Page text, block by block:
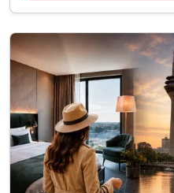
inkl. WLAN im gesamten Haus